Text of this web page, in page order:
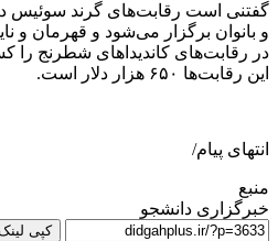
و بانوان برگزار می‌شود و قهرمان و
در رقابت‌های کاندیدا‌های شطرنج را
این رقابت‌ها ۶۵۰ هزار دلار است.
انتهای پیام/
منبع
خبرگزاری دانشجو
کپی